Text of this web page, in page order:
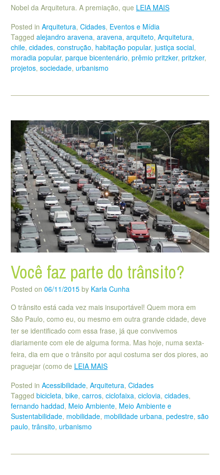
Nobel da Arquitetura. A premiação, que LEIA MAIS
Posted in Arquitetura, Cidades, Eventos e Mídia
Tagged alejandro aravena, aravena, arquiteto, Arquitetura,
chile, cidades, construção, habitação popular, justiça social,
moradia popular, parque bicentenário, prêmio pritzker, pritzker,
projetos, sociedade, urbanismo
Você faz parte do trânsito?
Posted on 06/11/2015 by Karla Cunha
O trânsito está cada vez mais insuportável! Quem mora em
São Paulo, como eu, ou mesmo em outra grande cidade, deve
ter se identificado com essa frase, já que convivemos
diariamente com ele de alguma forma. Mas hoje, numa sexta-
feira, dia em que o trânsito por aqui costuma ser dos piores, ao
praguejar (como de LEIA MAIS
Posted in Acessibilidade, Arquitetura, Cidades
Tagged bicicleta, bike, carros, ciclofaixa, ciclovia, cidades,
fernando haddad, Meio Ambiente, Meio Ambiente e
Sustentabilidade, mobilidade, mobilidade urbana, pedestre, são
paulo, trânsito, urbanismo